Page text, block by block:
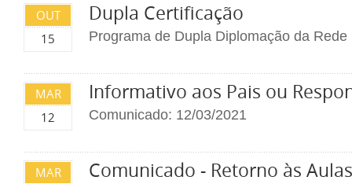
OUT
15
Dupla Certificação
Programa de Dupla Diplomação da Rede
MAR
12
Informativo aos Pais ou
Comunicado: 12/03/2021
MAR
Comunicado - Retorno às